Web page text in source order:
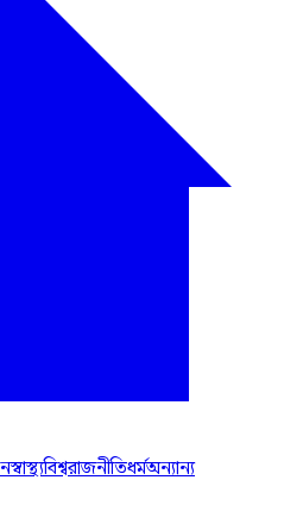
স্বাস্থ্যবিশ্বরাজনীতিধর্মঅন্যান্য